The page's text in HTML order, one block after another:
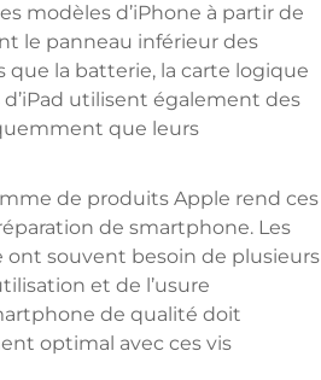
modèles d’iPhone à partir de
le panneau inférieur des
que la batterie, la carte logique
d’iPad utilisent également des
que leurs
de produits Apple rend ces
de smartphone. Les
ont souvent besoin de plusieurs
et de l’usure
de qualité doit
optimal avec ces vis